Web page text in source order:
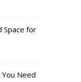
Space for
Need